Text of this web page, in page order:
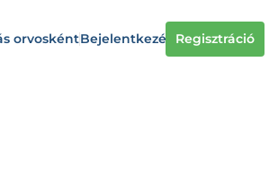
orvoskéntBejelentkezés Regisztráció